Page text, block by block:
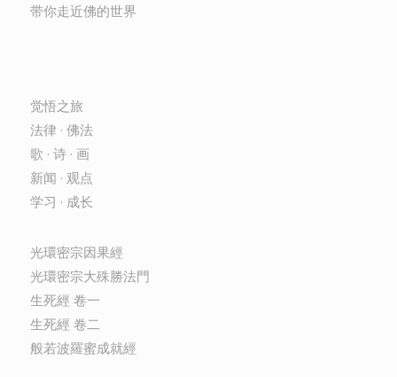
带你走近佛的世界
觉悟之旅
法律 · 佛法
歌 · 诗 · 画
新闻 · 观点
学习 · 成长
光環密宗因果經
光環密宗大殊勝法門
生死經 卷一
生死經 卷二
般若波羅蜜成就經